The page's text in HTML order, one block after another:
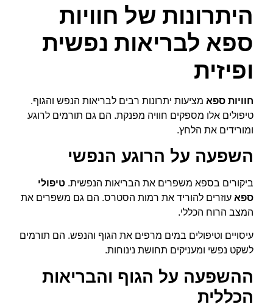
היתרונות של חוויות
ספא לבריאות נפשית
ופיזית
חוויות ספא מציעות יתרונות רבים לבריאות הנפש והגוף.
טיפולים אלו מספקים חוויה מפנקת. הם גם תורמים לרוגע
ומורידים את הלחץ.
השפעה על הרוגע הנפשי
ביקורים בספא משפרים את הבריאות הנפשית. טיפולי
ספא עוזרים להוריד את רמות הסטרס. הם גם משפרים את
המצב הרוח הכללי.
עיסויים וטיפולים במים מרפים את הגוף והנפש. הם תורמים
לשקט נפשי ומעניקים תחושת נינוחות.
ההשפעה על הגוף והבריאות
הכללית